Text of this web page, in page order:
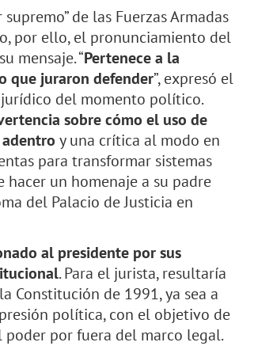
de las Fuerzas Armadas
por ello, el pronunciamiento del
mensaje. “Pertenece a la
que juraron defender”, expresó el
del momento político.
sobre cómo el uso de
y una crítica al modo en
para transformar sistemas
hacer un homenaje a su padre
del Palacio de Justicia en
al presidente por sus
. Para el jurista, resultaría
Constitución de 1991, ya sea a
política, con el objetivo de
poder por fuera del marco legal.